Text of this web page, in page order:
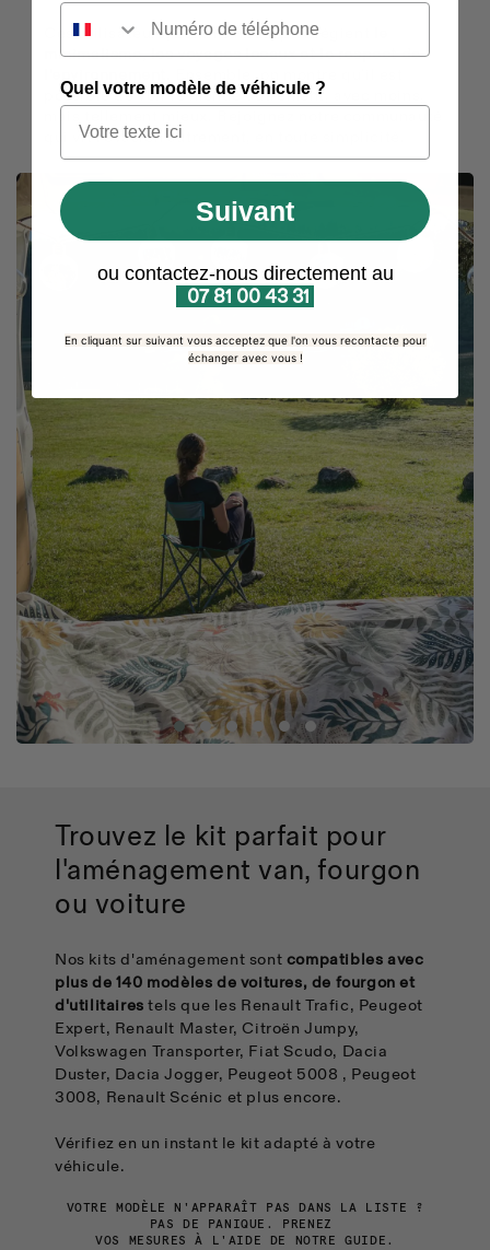
Ces utilisateurs, comme nous, privilégient
minimalisme, les voyages locaux et le respect de
. Ensemble, on montre qu’il est
possible de voir le monde autrement, avec moins,
qui vit l’évasion autrement, en toute simplicité.
Trouvez le kit parfait pour
l'aménagement van, fourgon
ou voiture
Nos kits d'aménagement sont compatibles avec
plus de 140 modèles de voitures, de fourgon et
d'utilitaires tels que les Renault Trafic, Peugeot
Expert, Renault Master, Citroën Jumpy,
Volkswagen Transporter, Fiat Scudo, Dacia
Duster, Dacia Jogger, Peugeot 5008 , Peugeot
3008, Renault Scénic et plus encore.
Vérifiez en un instant le kit adapté à votre
véhicule.
VOTRE MODÈLE N'APPARAÎT PAS DANS LA LISTE ?
PAS DE PANIQUE. PRENEZ
VOS MESURES À L'AIDE DE NOTRE GUIDE.
Quel votre modèle de véhicule ?
Suivant
ou contactez-nous directement au
07 81 00 43 31
En cliquant sur suivant vous acceptez que l'on vous recontacte pour
échanger avec vous !